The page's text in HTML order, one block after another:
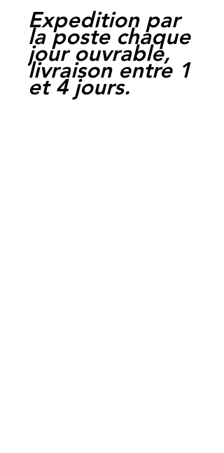
Expedition par
la poste chaque
jour ouvrable,
livraison entre 1
et 4 jours.